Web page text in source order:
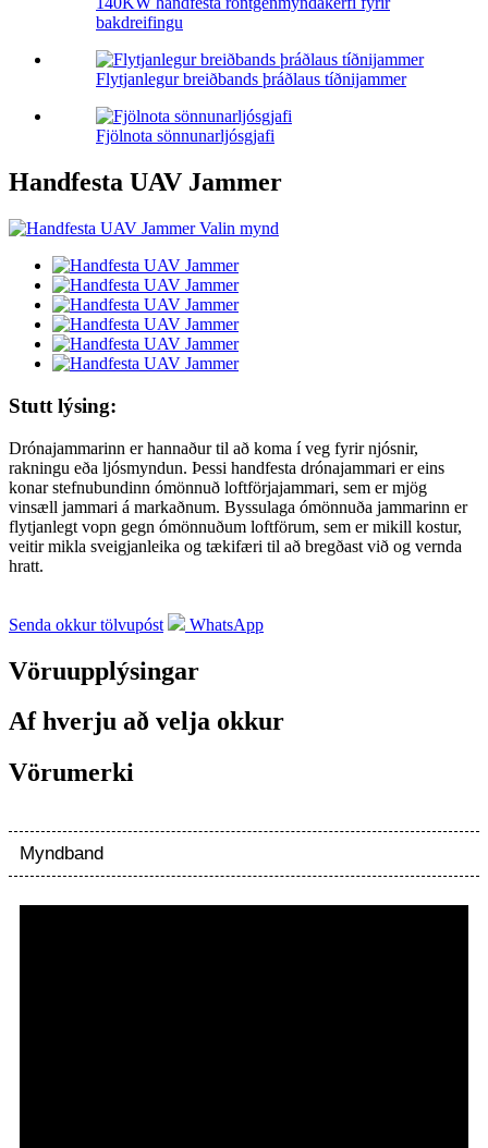
bakdreifingu
Flytjanlegur breiðbands þráðlaus tíðnijammer
Fjölnota sönnunarljósgjafi
Handfesta UAV Jammer
Stutt lýsing:
Drónajammarinn er hannaður til að koma í veg fyrir njósnir,
rakningu eða ljósmyndun. Þessi handfesta drónajammari er eins
konar stefnubundinn ómönnuð loftförjajammari, sem er mjög
vinsæll jammari á markaðnum. Byssulaga ómönnuða jammarinn er
flytjanlegt vopn gegn ómönnuðum loftförum, sem er mikill kostur,
veitir mikla sveigjanleika og tækifæri til að bregðast við og vernda
hratt.
Senda okkur tölvupóst WhatsApp
Vöruupplýsingar
Af hverju að velja okkur
Vörumerki
Myndband